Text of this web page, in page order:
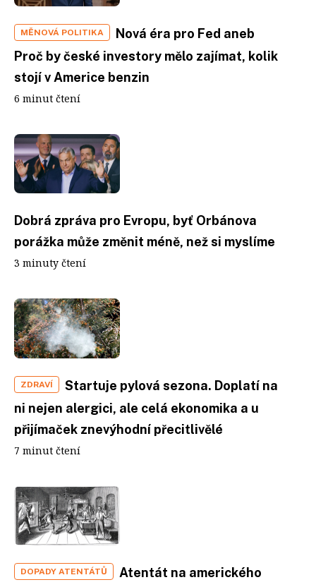
MĚNOVÁ POLITIKA
Nová éra pro Fed aneb
Proč by české investory mělo zajímat, kolik
stojí v Americe benzin
6 minut čtení
Dobrá zpráva pro Evropu, byť Orbánova
porážka může změnit méně, než si myslíme
3 minuty čtení
ZDRAVÍ
Startuje pylová sezona. Doplatí na
ni nejen alergici, ale celá ekonomika a u
přijímaček znevýhodní přecitlivělé
7 minut čtení
DOPADY ATENTÁTŮ
Atentát na amerického